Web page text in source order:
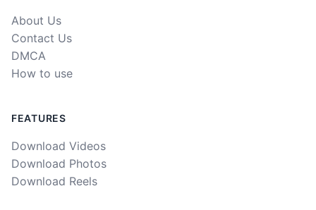
About Us
Contact Us
DMCA
How to use
FEATURES
Download Videos
Download Photos
Download Reels